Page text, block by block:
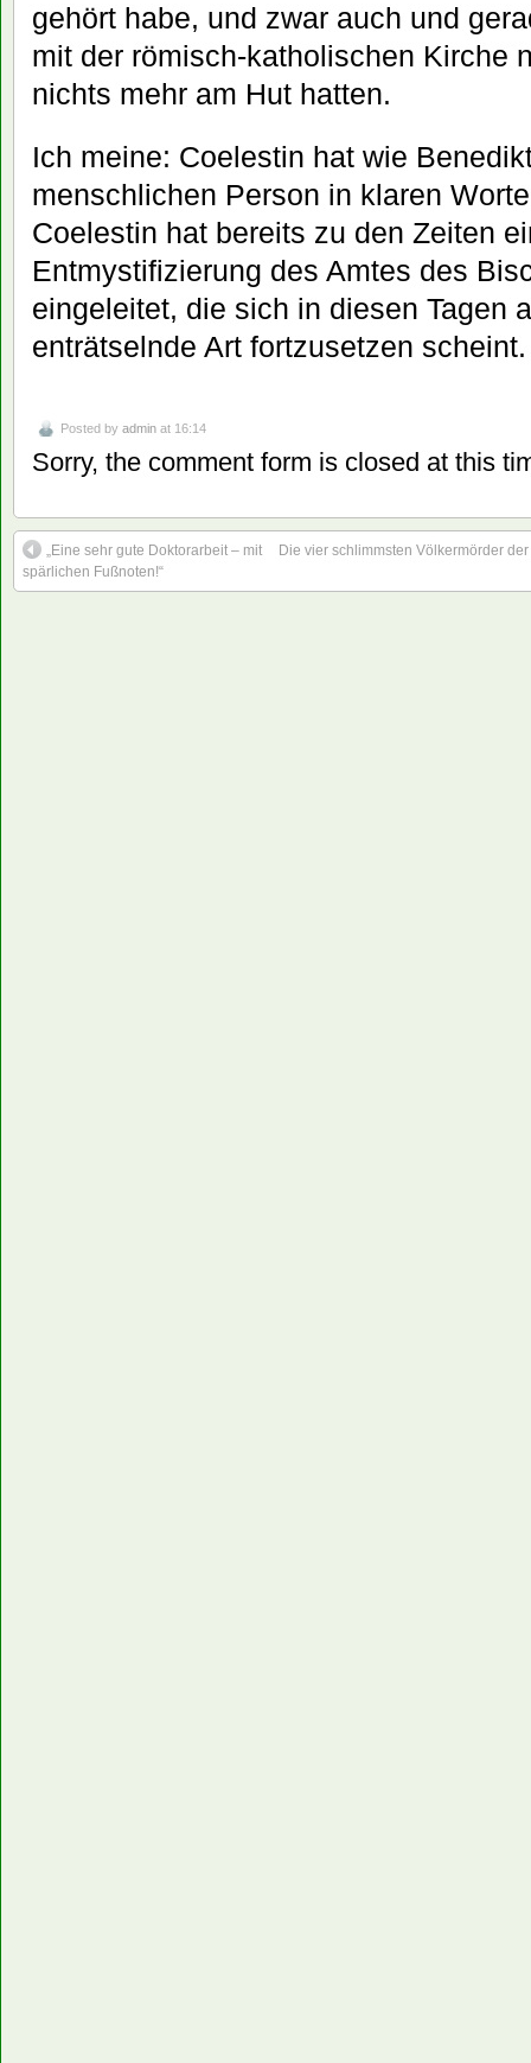
gehört habe, und zwar auch und
mit der römisch-katholischen Kirche
nichts mehr am Hut hatten.
Ich meine: Coelestin hat wie
menschlichen Person in klaren
Coelestin hat bereits zu den Zeiten
Entmystifizierung des Amtes des
eingeleitet, die sich in diesen Tagen
enträtselnde Art fortzusetzen scheint.
Posted by admin at 16:14
Sorry, the comment form is closed at this
„Eine sehr gute Doktorarbeit – mit
spärlichen Fußnoten!“
Die vier schlimmsten Völkermörder